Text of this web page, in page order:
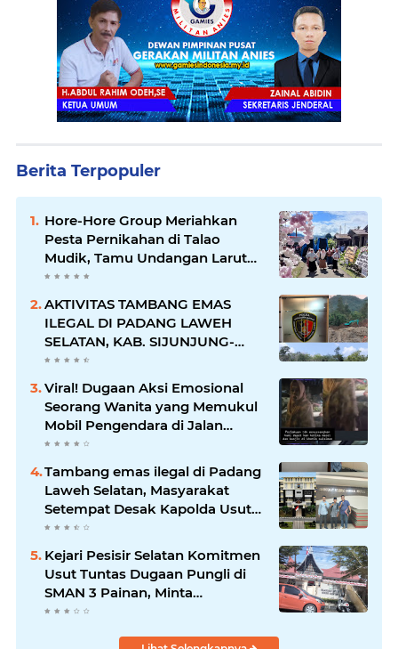
Berita Terpopuler
Hore-Hore Group Meriahkan
Pesta Pernikahan di Talao
Mudik, Tamu Undangan Larut
dalam Suasana Penuh
AKTIVITAS TAMBANG EMAS
ILEGAL DI PADANG LAWEH
SELATAN, KAB. SIJUNJUNG-
SUMBAR SEMAKIN
MERAJALELA
Viral! Dugaan Aksi Emosional
Seorang Wanita yang Memukul
Mobil Pengendara di Jalan
Khatib Sulaiman
Tambang emas ilegal di Padang
Laweh Selatan, Masyarakat
Setempat Desak Kapolda Usut
Tuntas
Kejari Pesisir Selatan Komitmen
Usut Tuntas Dugaan Pungli di
SMAN 3 Painan, Minta
Inspektorat Sumbar Lakukan